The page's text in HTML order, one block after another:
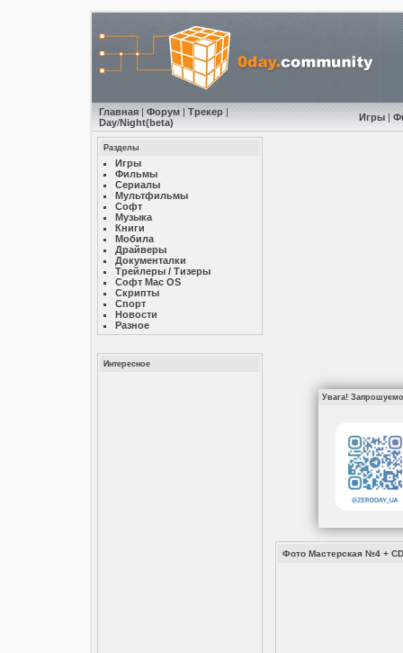
Главная| Форум| Трекер|
Day/Night(beta) Игры|
Разделы
Игры
Фильмы
Сериалы
Мультфильмы
Софт
Музыкa
Книги
Мобила
Драйверы
Документалки
Трейлеры / Тизеры
Софт Mac OS
Скрипты
Спорт
Новости
Разное
Интересное
Увага! Запрошуємо
Фото Мастерская №4 +